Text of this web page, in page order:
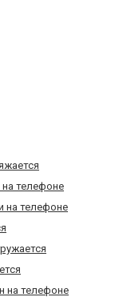
телефоне
на телефоне
на телефоне